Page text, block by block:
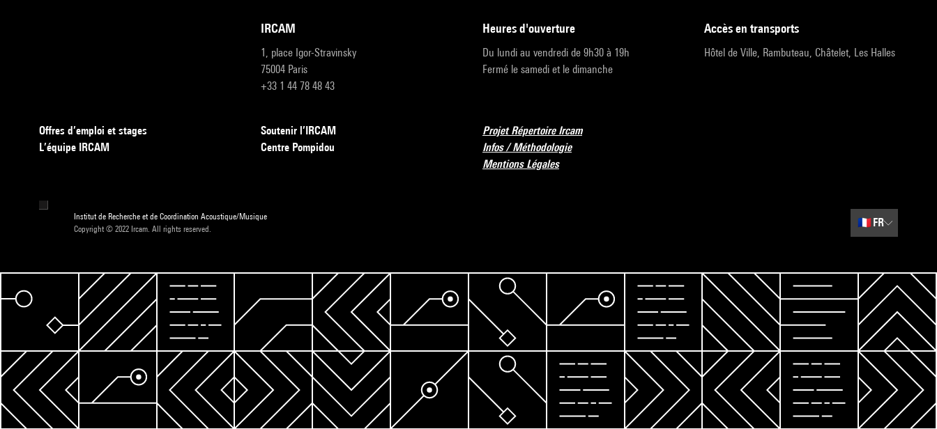
IRCAM
1, place Igor-Stravinsky
75004 Paris
+33 1 44 78 48 43
heures d'ouverture
Du lundi au vendredi de 9h30 à 19h
Fermé le samedi et le dimanche
accès en transports
Hôtel de Ville, Rambuteau, Châtelet, Les Halles
Offres d’emploi et stages
L’équipe IRCAM
Soutenir l’IRCAM
Centre Pompidou
Projet Répertoire Ircam
Infos / Méthodologie
Mentions Légales
Institut de Recherche et de Coordination Acoustique/Musique
Copyright © 2022 Ircam. All rights reserved.
🇫🇷 FR